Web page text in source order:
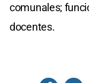
comunales;
docentes.